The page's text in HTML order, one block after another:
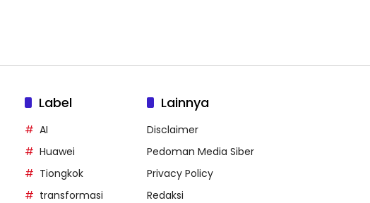
Label
AI
Huawei
Tiongkok
transformasi
Lainnya
Disclaimer
Pedoman Media Siber
Privacy Policy
Redaksi